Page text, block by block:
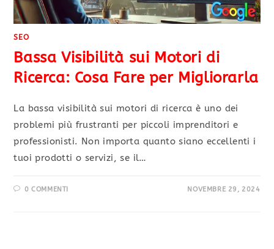
SEO
Bassa Visibilità sui Motori di
Ricerca: Cosa Fare per Migliorarla
La bassa visibilità sui motori di ricerca è uno dei
problemi più frustranti per piccoli imprenditori e
professionisti. Non importa quanto siano eccellenti i
tuoi prodotti o servizi, se il…
0 COMMENTI NOVEMBRE 29, 2024